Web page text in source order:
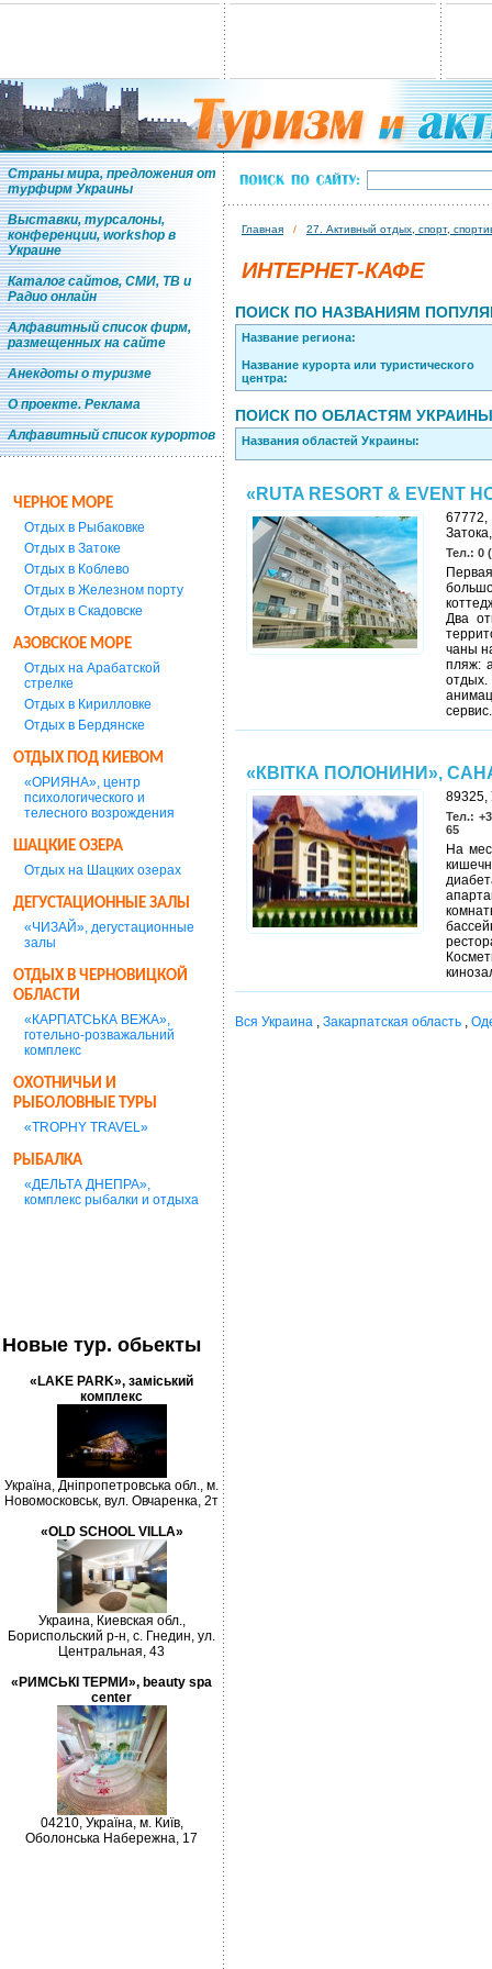
Страны мира, предложения от
турфирм Украины
Выставки, турсалоны,
конференции, workshop в
Украине
Каталог сайтов, СМИ, ТВ и
Радио онлайн
Алфавитный список фирм,
размещенных на сайте
Анекдоты о туризме
О проекте. Реклама
Алфавитный список курортов
ЧЕРНОЕ МОРЕ
Отдых в Рыбаковке
Отдых в Затоке
Отдых в Коблево
Отдых в Железном порту
Отдых в Скадовске
АЗОВСКОЕ МОРЕ
Отдых на Арабатской
стрелке
Отдых в Кирилловке
Отдых в Бердянске
ОТДЫХ ПОД КИЕВОМ
«ОРИЯНА», центр
психологического и
телесного возрождения
ШАЦКИЕ ОЗЕРА
Отдых на Шацких озерах
ДЕГУСТАЦИОННЫЕ ЗАЛЫ
«ЧИЗАЙ», дегустационные
залы
ОТДЫХ В ЧЕРНОВИЦКОЙ
ОБЛАСТИ
«КАРПАТСЬКА ВЕЖА»,
готельно-розважальний
комплекс
ОХОТНИЧЬИ И
РЫБОЛОВНЫЕ ТУРЫ
«TROPHY TRAVEL»
РЫБАЛКА
«ДЕЛЬТА ДНЕПРА»,
комплекс рыбалки и отдыха
Новые тур. обьекты
«LAKE PARK», заміський
комплекс
Україна, Дніпропетровська обл., м.
Новомосковськ, вул. Овчаренка, 2т
«OLD SCHOOL VILLA»
Украина, Киевская обл.,
Бориспольский р-н, с. Гнедин, ул.
Центральная, 43
«РИМСЬКІ ТЕРМИ», beauty spa
center
04210, Україна, м. Київ,
Оболонська Набережна, 17
Главная / 27. Активный отдых, спорт,
ИНТЕРНЕТ-КАФЕ
ПОИСК ПО НАЗВАНИЯМ
Название региона:
Название курорта или туристического
центра:
ПОИСК ПО ОБЛАСТЯМ УКРАИНЫ
Названия областей Украины:
«RUTA RESORT & EVENT
67772,
Тел.: 0
Два
чаны
пляж:
«КВІТКА ПОЛОНИНИ»,
89325,
Тел.:
65
На
Вся Украина , Закарпатская область ,